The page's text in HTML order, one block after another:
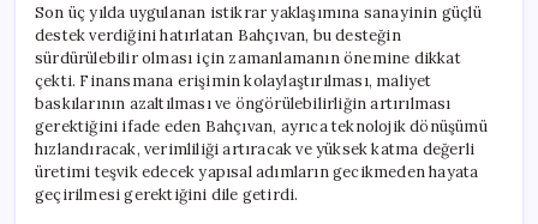
Son üç yılda uygulanan istikrar yaklaşımına sanayinin güçlü
destek verdiğini hatırlatan Bahçıvan, bu desteğin
sürdürülebilir olması için zamanlamanın önemine dikkat
çekti. Finansmana erişimin kolaylaştırılması, maliyet
baskılarının azaltılması ve öngörülebilirliğin artırılması
gerektiğini ifade eden Bahçıvan, ayrıca teknolojik dönüşümü
hızlandıracak, verimliliği artıracak ve yüksek katma değerli
üretimi teşvik edecek yapısal adımların gecikmeden hayata
geçirilmesi gerektiğini dile getirdi.